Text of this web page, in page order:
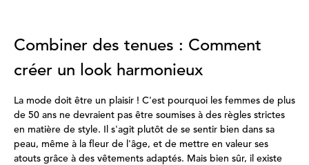
Combiner des tenues : Comment
créer un look harmonieux
La mode doit être un plaisir ! C'est pourquoi les femmes de plus
de 50 ans ne devraient pas être soumises à des règles strictes
en matière de style. Il s'agit plutôt de se sentir bien dans sa
peau, même à la fleur de l'âge, et de mettre en valeur ses
atouts grâce à des vêtements adaptés. Mais bien sûr, il existe